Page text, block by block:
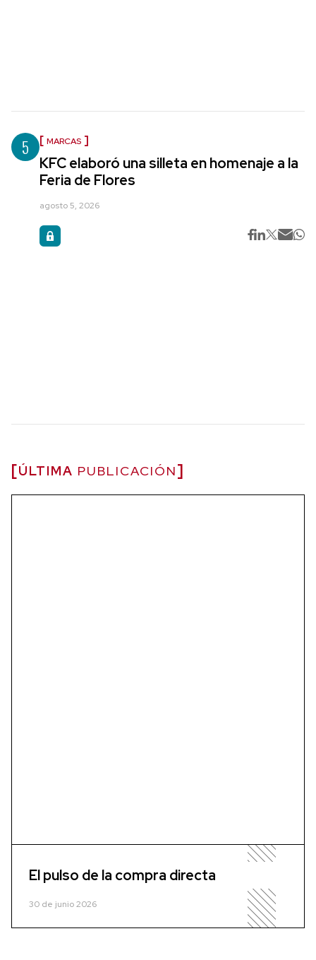
5 MARCAS
KFC elaboró una silleta en homenaje a la
Feria de Flores
agosto 5, 2026
ÚLTIMA PUBLICACIÓN
El pulso de la compra directa
30 de junio 2026